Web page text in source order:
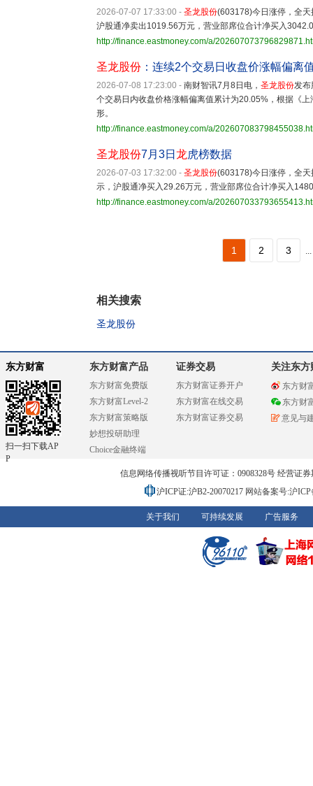
2026-07-07 17:33:00 - 圣龙股份(603178)今日涨停，全
沪股通净卖出1019.56万元，营业部席位合计净买入
http://finance.eastmoney.com/a/
圣龙股份 ：连续2个交易日收盘价涨幅偏离
2026-07-08 17:23:00 - 南财智讯7月8日电， 圣龙股份发布
个交易日内收盘价格涨幅偏离值累计为20.05%，根据《
形。
http://finance.eastmoney.com/a/
圣龙股份7月3日 龙虎榜数据
2026-07-03 17:32:00 - 圣龙股份(603178)今日涨停，全
示，沪股通净买入29.26万元，营业部席位合计净买入
http://finance.eastmoney.com/a/
1 2 3 ...
相关搜索
圣龙股份
东方财富
扫一扫下载AP
P
东方财富产品
东方财富免费版
东方财富Level-2
东方财富策略版
妙想投研助理
Choice金融终端
证券交易
东方财富证券开户
东方财富在线交易
东方财富证券交易
关注东方
东方财
东方财
意见与
信息网络传播视听节目许可证：0908328号 经营证
沪ICP证:沪B2-20070217 网站备案号:沪
关于我们 可持续发展 广告服务